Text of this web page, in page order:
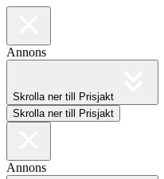
Annons
Skrolla ner till Prisjakt
Skrolla ner till Prisjakt
Annons